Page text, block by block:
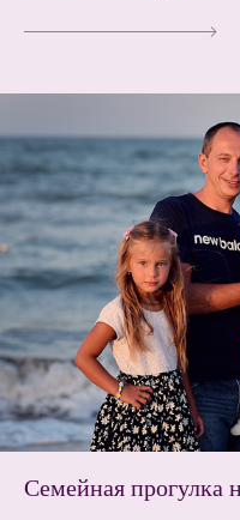
Семейная прогулка